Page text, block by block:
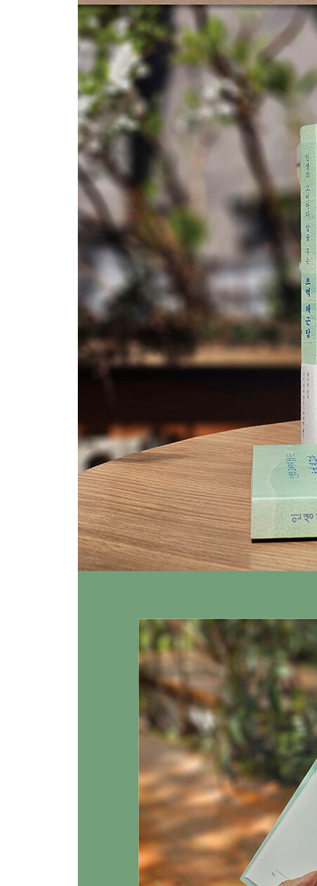
209 비워야 넘치지 않는다
210 풍족한 생활 속에 더 큰 불행이 있다
211 복을 부르고 화를 피하는 비결
212 진짜 오래가는 행복이란
213 불행은 피하려고 애쓸수록 쫓아온다
214 만족을 모르면 스스로 거지가 된다
215 행복은 불행으로, 삶은 죽음으로 이어진다
216 행복과 불행의 경계는 마음에 달렸다
217 기쁨과 슬픔은 하나다
218 분에 넘치는 복이나 횡재에 주의하라
219 적당한 것이 아름답다
220 괴로움은 오직 자신이 만든 것일 뿐
본문 미리 보기
003 고수는 책략을 알아도 쓰지 않는다
남을 속이거나 함정에 빠뜨리는 책략 같은 것을
모르는 사람은 분명 현명하다.
그러나 이런 권모술수를 잘 알면서도
027 아무 일 없이 평범한 하루가 곧 행복이다
즐거운 일이 있다고 기뻐하자마자 곧 문제가 생기
일이 잘 풀린다고 생각하자마자 금세 불운이 닥치니
인생이란 결국 이런 것이다.
그저 평범한 한 끼 식사와
흔해 빠진 일상 가운데
평온하고 안락한 인생의 정수가 담겨 있다.
사람이 지나치게 한가하면
쓸데없는 잡념이 머리를 스친다.
반대로 너무 바쁘면
자신을 돌아볼 여유가 없어 본모습을 잃는다.
몸도 마음도 적당히 고생이 필요하고,
그러면서도 여유를 즐길 줄 알아야 한다.
039 재능보다 인성이 중요한 이유
인덕이 한 집안의 주인이라고 한다면
재능은 그 주인을 따르는 시종과 같다.
재능이 풍부해도 인덕이 갖춰져 있지 않으면
주인 없는 집에서 시종이 제멋대로 구는 것이나 다
그런 사람은 스스로 무너지기 마련이다.